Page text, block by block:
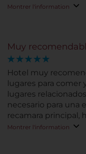
sea cómoda y agradable. Las habitaciones
por su impecable
los detalles, lo que
Todo se mantiene
reflejando un
servicio de housekeeping. Otro
hotel es su
complejo del World
zonas clave de
Parque de la 93, lo
y aprovechar al
Montrer l'information
Muy
Hotel muy
lugares para comer
lugares
necesario para una
recamara principal,
escritorio para
muy cómoda y 2
Montrer l'information